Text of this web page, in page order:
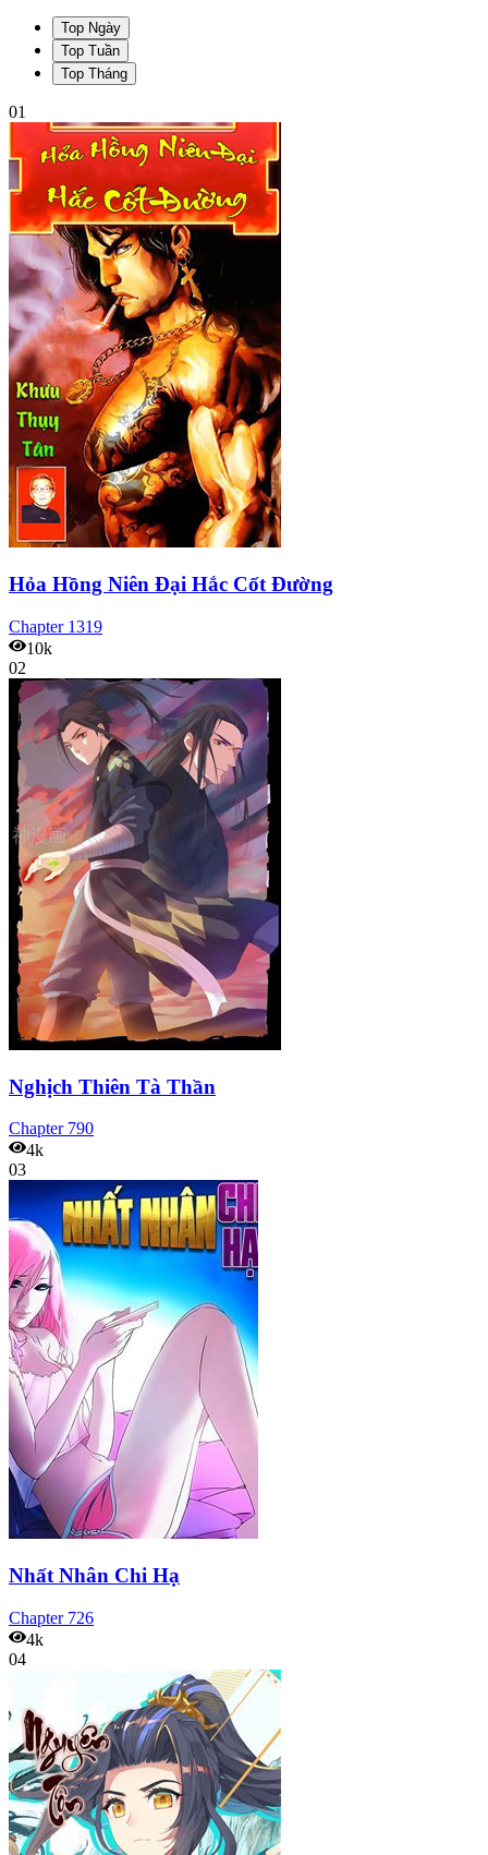
Top Ngày
Top Tuần
Top Tháng
01
Hỏa Hồng Niên Đại Hắc Cốt Đường
Chapter 1319
10k
02
Nghịch Thiên Tà Thần
Chapter 790
4k
03
Nhất Nhân Chi Hạ
Chapter 726
4k
04